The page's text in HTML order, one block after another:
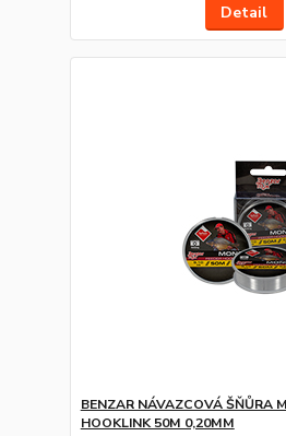
Detail
BENZAR NÁVAZCOVÁ ŠŇŮRA
HOOKLINK 50M 0,20MM